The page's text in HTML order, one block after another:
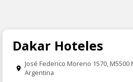
PROVINCIA
CONSULTA
Dakar Hoteles
José Federico Moreno 1570, M5500
Argentina